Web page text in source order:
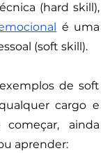
(hard skill),
é uma
(soft skill).
de soft
cargo e
ainda
aprender: